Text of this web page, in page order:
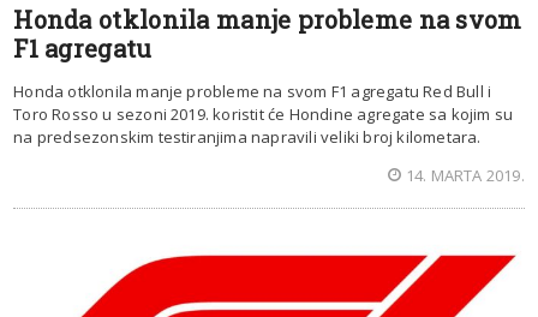
Honda otklonila manje probleme na svom
F1 agregatu
Honda otklonila manje probleme na svom F1 agregatu Red Bull i
Toro Rosso u sezoni 2019. koristit će Hondine agregate sa kojim su
na predsezonskim testiranjima napravili veliki broj kilometara.
14. MARTA 2019.